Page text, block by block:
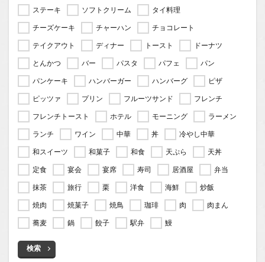
ステーキ
ソフトクリーム
タイ料理
チーズケーキ
チャーハン
チョコレート
テイクアウト
ディナー トースト
ドーナツ
とんかつ
バー パスタ パフェ
パン
パンケーキ
ハンバーガー ハンバーグ
ピザ
ピッツァ
プリン フルーツサンド
フレンチ
フレンチトースト
ホテル モーニング
ラーメン
ランチ
ワイン 中華 丼
冷やし中華
和スイーツ
和菓子 和食 天ぷら
天丼
定食
宴会 宴席 寿司 居酒屋
弁当
抹茶
旅行 栗 洋食 海鮮
炒飯
焼肉
焼菓子 焼鳥 珈琲 肉
肉まん
蕎麦
鍋 餃子 駅弁 鰻
検索